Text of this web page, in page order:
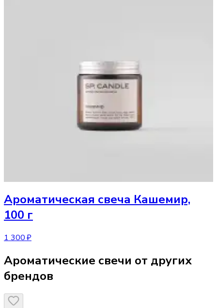
Ароматическая свеча Кашемир,
100 г
1 300 ₽
Ароматические свечи от других
брендов